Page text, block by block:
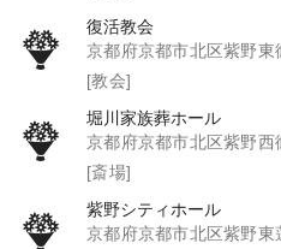
復活教会
京都府京都市北区紫野東
[教会]
堀川家族葬ホール
京都府京都市北区紫野西
[斎場]
紫野シティホール
京都府京都市北区紫野東